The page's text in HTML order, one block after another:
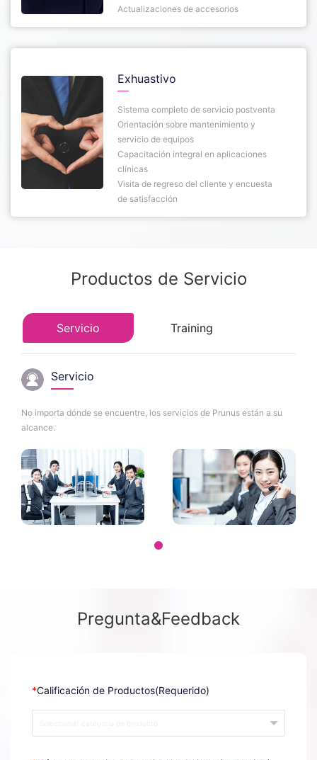
Actualizaciones de accesorios
Exhuastivo
Sistema completo de servicio postventa
Orientación sobre mantenimiento y
servicio de equipos
Capacitación integral en aplicaciones
clínicas
Visita de regreso del cliente y encuesta
de satisfacción
Productos de Servicio
Servicio Training
Servicio
No importa dónde se encuentre, los servicios de Prunus están a su
alcance.
Pregunta&Feedback
*Calificación de Productos(Requerido)